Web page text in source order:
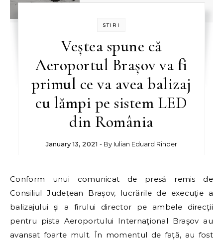
STIRI
Veștea spune că
Aeroportul Brașov va fi
primul ce va avea balizaj
cu lămpi pe sistem LED
din România
January 13, 2021 - By Iulian Eduard Rinder
Conform unui comunicat de presă remis de
Consiliul Județean Brașov, lucrările de execuţie a
balizajului şi a firului director pe ambele direcţii
pentru pista Aeroportului Internaţional Braşov au
avansat foarte mult. În momentul de faţă, au fost